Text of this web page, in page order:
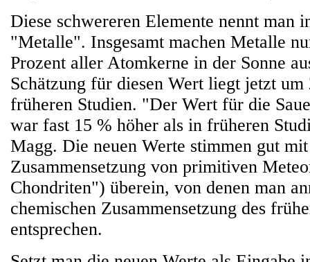
Diese schwereren Elemente nennt man
"Metalle". Insgesamt machen Metalle
Prozent aller Atomkerne in der Sonne
Schätzung für diesen Wert liegt jetzt
früheren Studien. "Der Wert für die
war fast 15 % höher als in früheren
Magg. Die neuen Werte stimmen gut
Zusammensetzung von primitiven
Chondriten") überein, von denen man
chemischen Zusammensetzung des
entsprechen.